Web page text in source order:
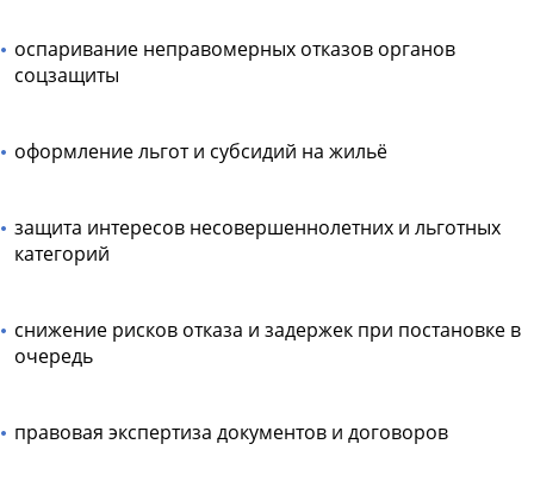
оспаривание неправомерных отказов органов
соцзащиты
оформление льгот и субсидий на жильё
защита интересов несовершеннолетних и льготных
категорий
снижение рисков отказа и задержек при постановке в
очередь
правовая экспертиза документов и договоров